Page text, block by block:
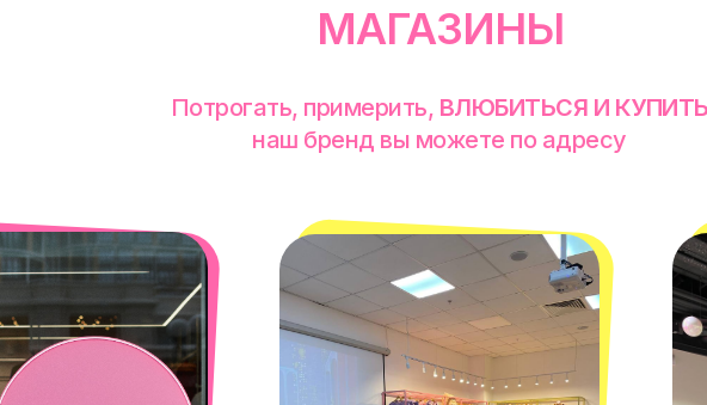
МАГАЗИНЫ
Потрогать, примерить, ВЛЮБИТЬСЯ И
наш бренд вы можете по адресу